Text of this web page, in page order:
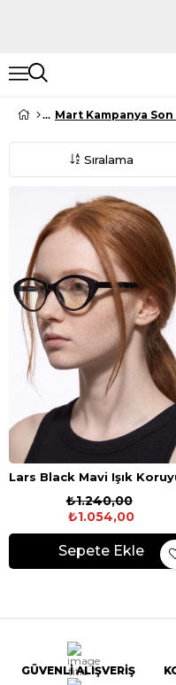
Mart Kampanya
Sıralama
₺1.054,00
₺1.240,00
Sepete Ekle
GÜVENLİ ALIŞVERİŞ